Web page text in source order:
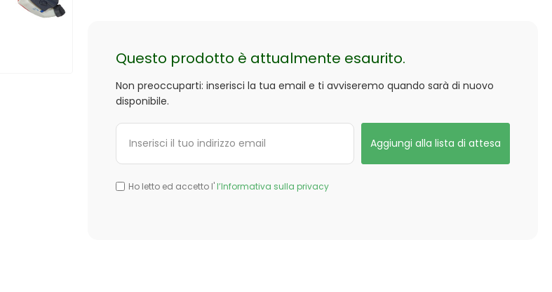
Questo prodotto è attualmente esaurito.
Non preoccuparti: inserisci la tua email e ti avviseremo quando sarà di nuovo
disponibile.
Ho letto ed accetto l'l’Informativa sulla privacy